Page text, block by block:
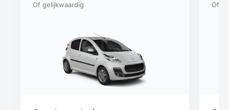
Of gelijkwaardig Of